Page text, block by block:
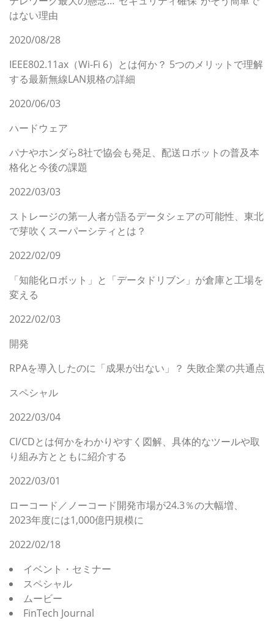
はない理由
2020/08/28
IEEE802.11ax（Wi-Fi 6）とは何か？ 5つのメリットで理解
する最新無線LAN規格の詳細
2020/06/03
ハードウェア
パナやホンダら8社で協会も発足、配送ロボットの普及本
格化と今後の課題
2022/03/03
ストレージの第一人者が語るデータシェアの可能性、東北
で芽吹くスーパーシティとは？
2022/02/09
「知能化ロボット」と「データドリブン」が倉庫と工場を
変える
2022/02/03
開発
RPAを導入したのに「成果が出ない」？ 失敗企業の共通点
スペシャル
2022/03/04
CI/CDとは何かをわかりやすく図解、具体的なツールや取
り組み方とともに紹介する
2022/03/01
ローコード／ノーコード開発市場が24.3％の大幅増、
2023年度には1,000億円規模に
2022/02/18
イベント・セミナー
スペシャル
ムービー
FinTech Journal